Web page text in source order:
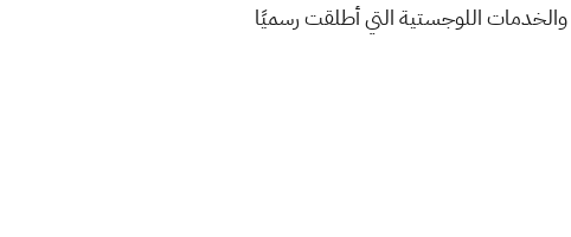
والخدمات اللوجستية التي أطلقت رسميًا